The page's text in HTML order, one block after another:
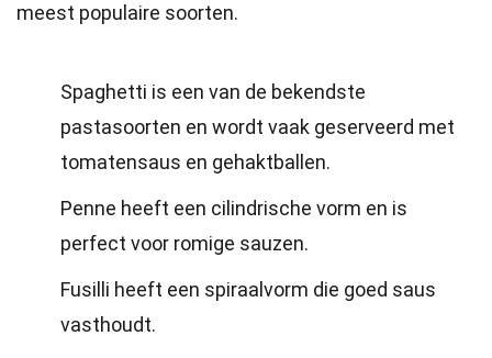
meest populaire soorten.
Spaghetti is een van de bekendste
pastasoorten en wordt vaak geserveerd met
tomatensaus en gehaktballen.
Penne heeft een cilindrische vorm en is
perfect voor romige sauzen.
Fusilli heeft een spiraalvorm die goed saus
vasthoudt.